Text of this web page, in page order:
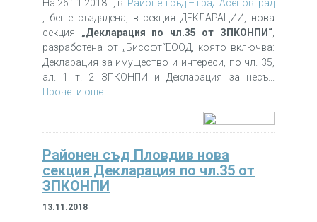
На 26.11.2018г., в Районен съд – град Асеновград
, беше създадена, в секция ДЕКЛАРАЦИИ, нова
секция „Декларация по чл.35 от ЗПКОНПИ“
разработена от „Бисофт“ЕООД, която включва:
Декларация за имущество и интереси, по чл. 35,
ал. 1 т. 2 ЗПКОНПИ и Декларация за несъ...
Прочети още
Районен съд Пловдив нова
секция Декларация по чл.35 от
ЗПКОНПИ
13.11.2018